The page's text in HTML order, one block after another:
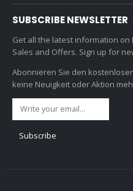
SUBSCRIBE NEWSLETTER
Get all the latest information on
Sales and Offers. Sign up for
Abonnieren Sie den
keine Neuigkeit oder Aktion